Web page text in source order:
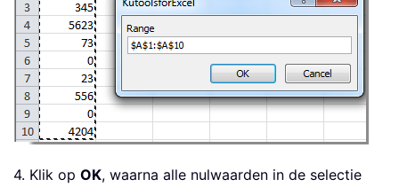
4. Klik op OK, waarna alle nulwaarden in de selectie